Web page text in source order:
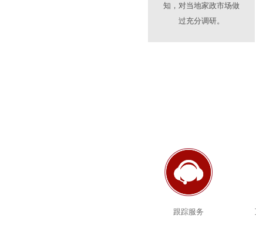
知，对当地家政市场做
过充分调研。
跟踪服务